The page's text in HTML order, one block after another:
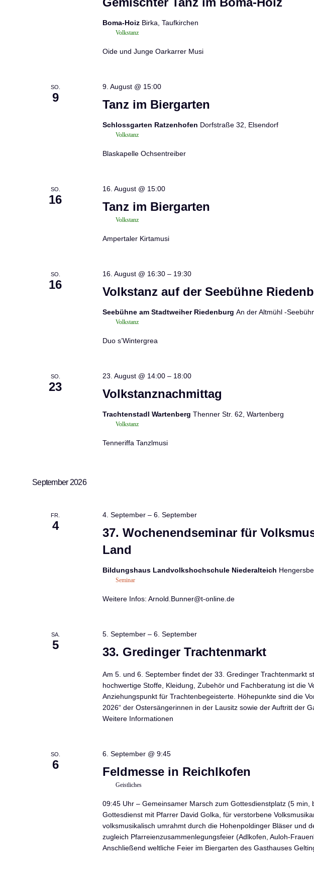
Boma-Hoiz Birka, Taufkirchen
Volkstanz
Oide und Junge Oarkarrer Musi
SO.
9
Tanz im Biergarten
9. August @ 15:00
Schlossgarten Ratzenhofen Dorfstraße 32, Elsendorf
Volkstanz
Blaskapelle Ochsentreiber
SO.
16
Tanz im Biergarten
16. August @ 15:00
Volkstanz
Ampertaler Kirtamusi
SO.
16
Volkstanz auf der Seebühne
16. August @ 16:30 – 19:30
Seebühne am Stadtweiher RiedenburgAn der Altmühl -
Volkstanz
Duo s’Wintergrea
SO.
23
Volkstanznachmittag
23. August @ 14:00 – 18:00
Trachtenstadl WartenbergThenner Str. 62, Wartenberg
Volkstanz
Tenneriffa Tanzlmusi
September 2026
FR.
4
37. Wochenendseminar für
Land
4. September –6. September
Bildungshaus Landvolkshochschule Niederalteich
Seminar
Weitere Infos: Arnold.Bunner@t-online.de
SA.
5
33. Gredinger Trachtenmarkt
5. September –6. September
Am 5. und 6. September findet der 33. Gredinger Trachtenmarkt
hochwertige Stoffe, Kleidung, Zubehör und Fachberatung ist die
Anziehungspunkt für Trachtenbegeisterte. Höhepunkte sind die
2026“ der Ostersängerinnen in der Lausitz sowie der Auftritt der
Weitere Informationen
SO.
6
Feldmesse in Reichlkofen
6. September @ 9:45
Geistliches
09:45 Uhr – Gemeinsamer Marsch zum Gottesdienstplatz (5
Gottesdienst mit Pfarrer David Golka, für verstorbene
volksmusikalisch umrahmt durch die Hohenpoldinger Bläser und
zugleich Pfarreienzusammenlegungsfeier (Adlkofen, Auloh-
Anschließend weltliche Feier im Biergarten des Gasthauses